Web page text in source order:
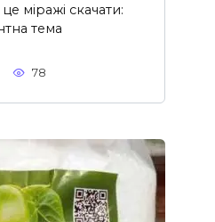
міражі скачати:
тема
78